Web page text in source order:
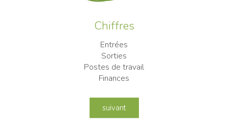
Chiffres
Entrées
Sorties
Postes de travail
Finances
suivant